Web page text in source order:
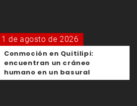
1 de agosto de 2026
Conmoción en Quitilipi:
encuentran un cráneo
humano en un basural